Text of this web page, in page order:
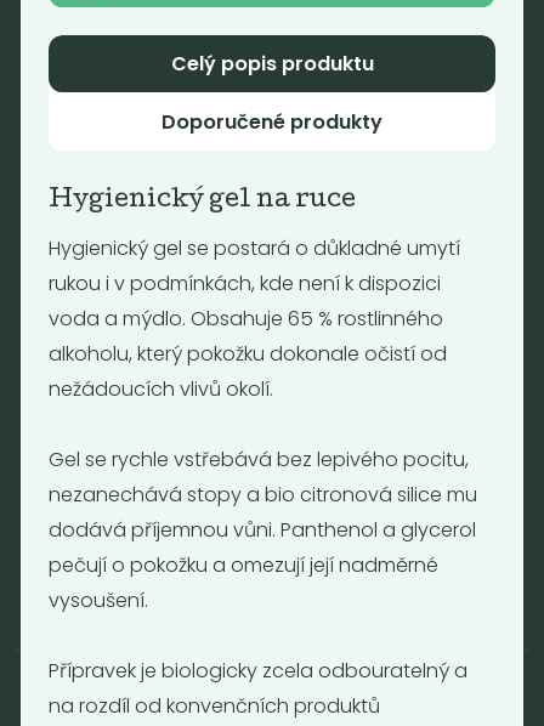
Jaromírova 495/16
Praha 2 - Nusle
Tel.: (+420) 723 736 413
Otevírací doba
Pondělí - Pátek 12:00 - 19:30
Sobota 10:00 - 16:00
Neděle - zavřeno
Obchodní podmínky
Reklamační formulář
GDPR
Kolektiv
Celý popis produktu
Doporučené produkty
Hygienický gel na ruce
Hygienický gel se postará o důkladné umytí
rukou i v podmínkách, kde není k dispozici
voda a mýdlo. Obsahuje 65 % rostlinného
alkoholu, který pokožku dokonale očistí od
nežádoucích vlivů okolí.
Gel se rychle vstřebává bez lepivého pocitu,
nezanechává stopy a bio citronová silice mu
dodává příjemnou vůni. Panthenol a glycerol
pečují o pokožku a omezují její nadměrné
vysoušení.
Přípravek je biologicky zcela odbouratelný a
na rozdíl od konvenčních produktů